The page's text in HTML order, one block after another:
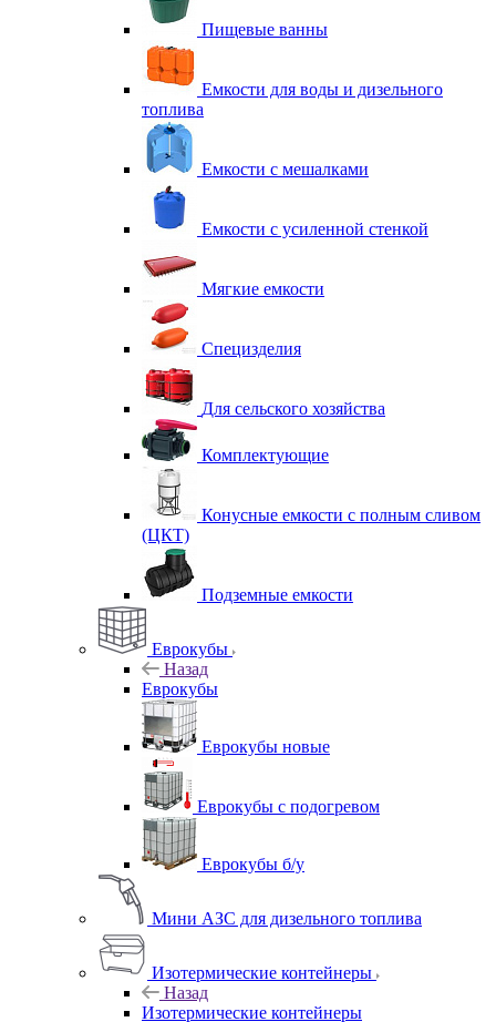
Пищевые ванны
Емкости для воды и дизельного
топлива
Емкости с мешалками
Емкости с усиленной стенкой
Мягкие емкости
Специзделия
Для сельского хозяйства
Комплектующие
Конусные емкости с полным сливом
(ЦКТ)
Подземные емкости
Еврокубы
Назад
Еврокубы
Еврокубы новые
Еврокубы с подогревом
Еврокубы б/у
Мини АЗС для дизельного топлива
Изотермические контейнеры
Назад
Изотермические контейнеры